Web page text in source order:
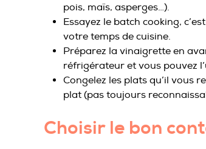
pois, maïs, asperges…).
Essayez le batch cooking,
votre temps de cuisine.
Préparez la vinaigrette en
réfrigérateur et vous pouvez
Congelez les plats qu’il vous
plat (pas toujours
Choisir le bon